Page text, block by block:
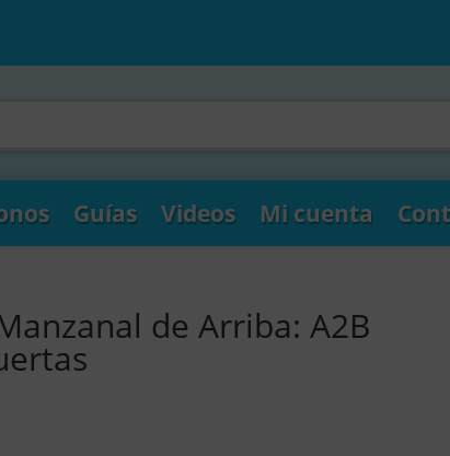
Guías Videos Mi cuenta
de Arriba: A2B